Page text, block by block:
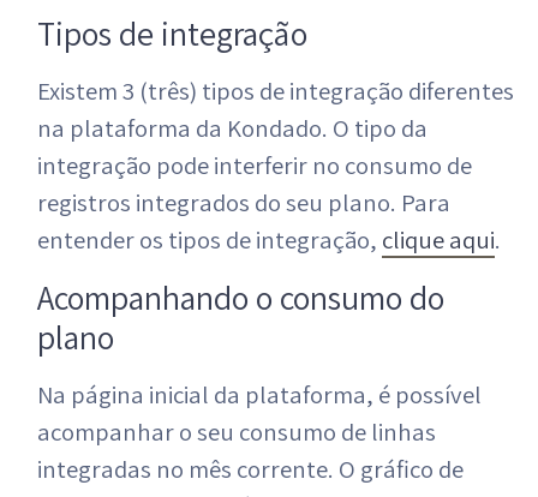
Tipos de integração
Existem 3 (três) tipos de integração diferentes
na plataforma da Kondado. O tipo da
integração pode interferir no consumo de
registros integrados do seu plano. Para
entender os tipos de integração, clique aqui.
Acompanhando o consumo do
plano
Na página inicial da plataforma, é possível
acompanhar o seu consumo de linhas
integradas no mês corrente. O gráfico de